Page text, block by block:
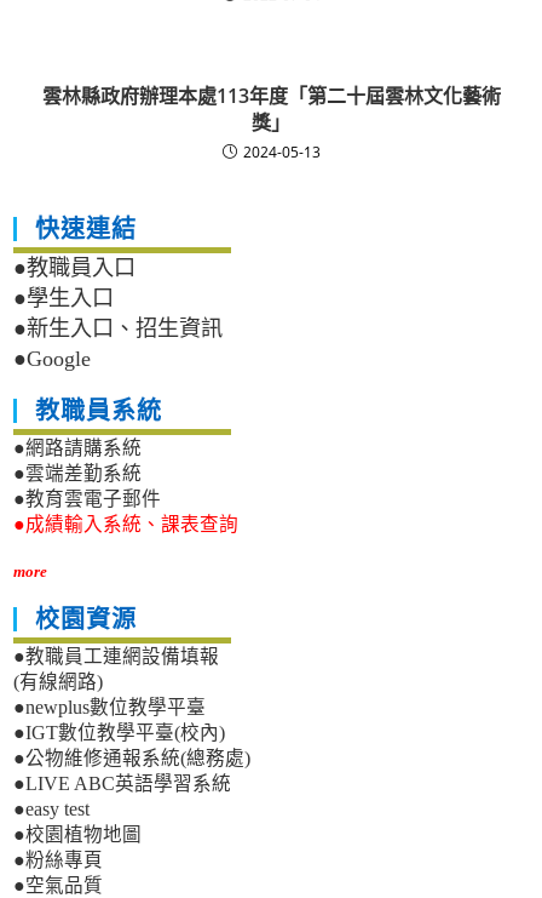
雲林縣政府辦理本處113年度「第二十屆雲林文化藝術
獎」
2024-05-13
快速連結
●教職員入口
●學生入口
●新生入口、招生資訊
●Google
教職員系統
●網路請購系統
●雲端差勤系統
●教育雲電子郵件
●成績輸入系統、課表查詢
more
校園資源
●教職員工連網設備填報
(有線網路)
●newplus數位教學平臺
●IGT數位教學平臺(校內)
●公物維修通報系統(總務處)
●LIVE ABC英語學習系統
●easy test
●校園植物地圖
●粉絲專頁
●空氣品質